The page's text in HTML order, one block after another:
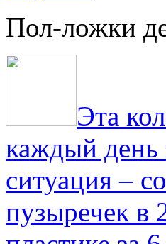
Пол-ложки
Эта
каждый день
ситуация –
пузыречек в